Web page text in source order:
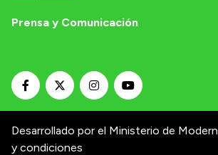
Prensa y Comunicación
Desarrollado por el Ministerio de
y condiciones